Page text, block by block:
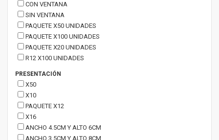
CON VENTANA
SIN VENTANA
PAQUETE X50 UNIDADES
PAQUETE X100 UNIDADES
PAQUETE X20 UNIDADES
R12 X100 UNIDADES
PRESENTACIÓN
X50
X10
PAQUETE X12
X16
ANCHO 4.5CM Y ALTO 6CM
ANCHO 3.5CM Y ALTO 8CM